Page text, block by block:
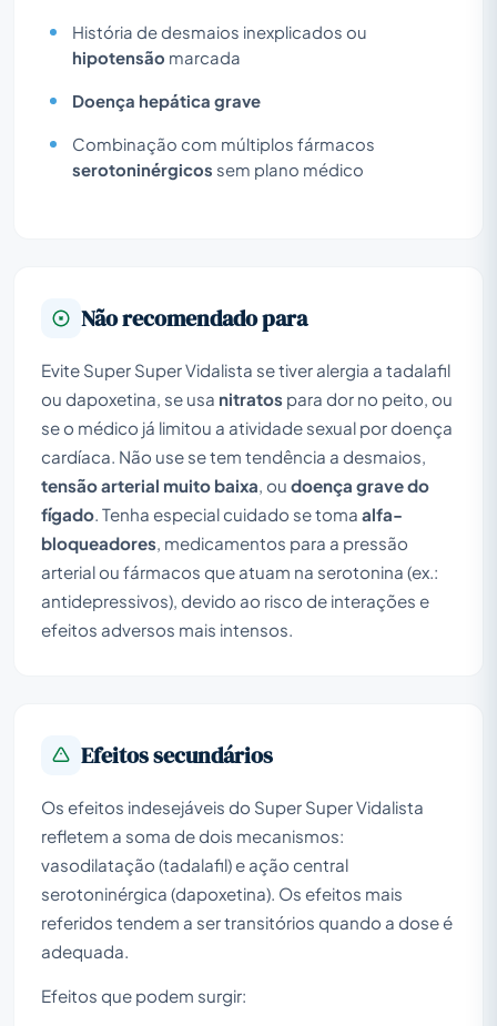
História de desmaios inexplicados ou
hipotensão marcada
Doença hepática grave
Combinação com múltiplos fármacos
serotoninérgicos sem plano médico
Não recomendado para
Evite Super Super Vidalista se tiver alergia a tadalafil
ou dapoxetina, se usa nitratos para dor no peito, ou
se o médico já limitou a atividade sexual por doença
cardíaca. Não use se tem tendência a desmaios,
tensão arterial muito baixa , ou doença grave do
fígado . Tenha especial cuidado se toma alfa-
bloqueadores , medicamentos para a pressão
arterial ou fármacos que atuam na serotonina (ex.:
antidepressivos), devido ao risco de interações e
efeitos adversos mais intensos.
Efeitos secundários
Os efeitos indesejáveis do Super Super Vidalista
refletem a soma de dois mecanismos:
vasodilatação (tadalafil) e ação central
serotoninérgica (dapoxetina). Os efeitos mais
referidos tendem a ser transitórios quando a dose é
adequada.
Efeitos que podem surgir: